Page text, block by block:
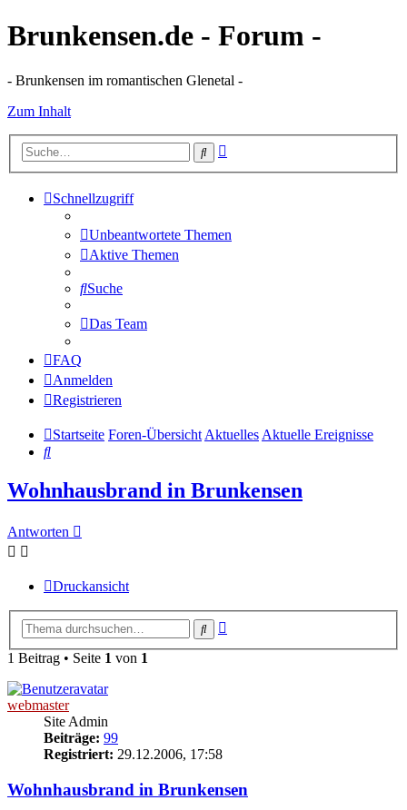
Brunkensen.de - Forum -
- Brunkensen im romantischen Glenetal -
Zum Inhalt
Suche
Schnellzugriff
Unbeantwortete Themen
Aktive Themen
Suche
Das Team
FAQ
Anmelden
Registrieren
Startseite Foren-ÜbersichtAktuellesAktuelle Ereignisse
Suche
Wohnhausbrand in Brunkensen
Antworten
Druckansicht
Suche
1 Beitrag • Seite 1 von 1
webmaster
Site Admin
Beiträge: 99
Registriert: 29.12.2006, 17:58
Wohnhausbrand in Brunkensen